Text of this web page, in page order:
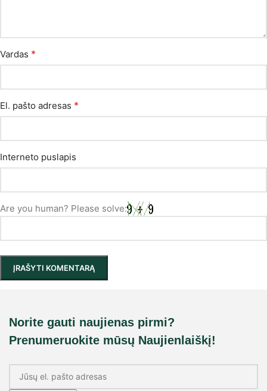
Vardas *
El. pašto adresas *
Interneto puslapis
Are you human? Please solve:
Norite gauti naujienas pirmi?
Prenumeruokite mūsų Naujienlaiškį!